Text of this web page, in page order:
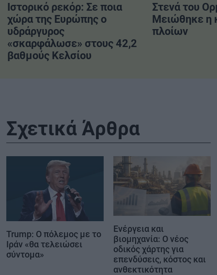
Ιστορικό ρεκόρ: Σε ποια
χώρα της Ευρώπης ο
υδράργυρος
«σκαρφάλωσε» στους 42,2
βαθμούς Κελσίου
Στενά του
Μειώθηκε η
πλοίων
Σχετικά Άρθρα
Trump: Ο πόλεμος με το
Ιράν «θα τελειώσει
σύντομα»
Ενέργεια και
βιομηχανία: Ο νέος
οδικός χάρτης για
επενδύσεις, κόστος και
ανθεκτικότητα